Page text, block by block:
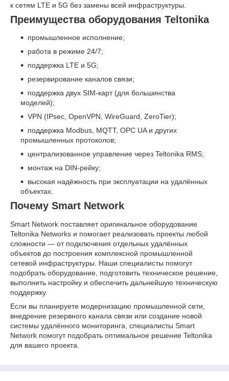
к сетям LTE и 5G без замены всей инфраструктуры.
Преимущества оборудования Teltonika
промышленное исполнение;
работа в режиме 24/7;
поддержка LTE и 5G;
резервирование каналов связи;
поддержка двух SIM-карт (для большинства
моделей);
VPN (IPsec, OpenVPN, WireGuard, ZeroTier);
поддержка Modbus, MQTT, OPC UA и других
промышленных протоколов;
централизованное управление через Teltonika RMS;
монтаж на DIN-рейку;
высокая надёжность при эксплуатации на удалённых
объектах.
Почему Smart Network
Smart Network поставляет оригинальное оборудование
Teltonika Networks и помогает реализовать проекты любой
сложности — от подключения отдельных удалённых
объектов до построения комплексной промышленной
сетевой инфраструктуры. Наши специалисты помогут
подобрать оборудование, подготовить техническое решение,
выполнить настройку и обеспечить дальнейшую техническую
поддержку.
Если вы планируете модернизацию промышленной сети,
внедрение резервного канала связи или создание новой
системы удалённого мониторинга, специалисты Smart
Network помогут подобрать оптимальное решение Teltonika
для вашего проекта.